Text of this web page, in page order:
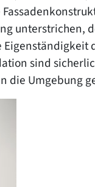
unterstrichen,
Eigenständigkeit
sind
die Umgebung